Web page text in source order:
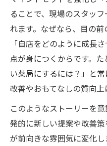
ることで、現場のスタッ
れます。なぜなら、目の前
「自店をどのように成長
点が身につくからです。
い薬局にするには？」と
改善やおもてなしの質向上
このようなストーリーを
発的に新しい提案や改善
が前向きな雰囲気に変化